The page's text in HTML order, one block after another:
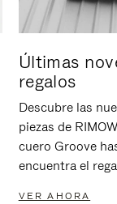
Últimas
regalos
Descubre las
piezas de
cuero Groove
encuentra el
VER AHORA